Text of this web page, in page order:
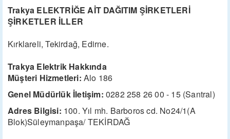
Trakya ELEKTRİĞE AİT DAĞITIM ŞİRKETLERİ
ŞİRKETLER İLLER
Kırklareli, Tekirdağ, Edirne.
Trakya Elektrik Hakkında
Müşteri Hizmetleri: Alo 186
Genel Müdürlük İletişim: 0282 258 26 00 - 15 (Santral)
Adres Bilgisi: 100. Yıl mh. Barboros cd. No24/1(A
Blok)Süleymanpaşa/ TEKİRDAĞ